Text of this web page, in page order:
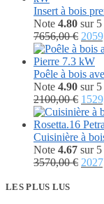
était :
Insert à bois
Note 4.80 sur 5
7656,00€ Le
prix
initial
était :
Poêle à bois
Note 4.90 sur 5
2100,00€ Le
prix
initial
était :
Cuisinière à
Note 4.67 sur 5
3570,00€ Le
LES PLUS LUS